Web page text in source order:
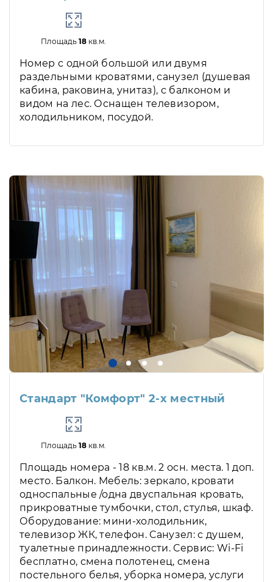
Площадь18 кв.м.
Номер с одной большой или двумя
раздельными кроватями, санузел (душевая
кабина, раковина, унитаз), с балконом и
видом на лес. Оснащен телевизором,
холодильником, посудой.
Стандарт "Комфорт" 2-х местный
Площадь18 кв.м.
Площадь номера - 18 кв.м. 2 осн. места. 1 доп.
место. Балкон. Мебель: зеркало, кровати
односпальные /одна двуспальная кровать,
прикроватные тумбочки, стол, стулья, шкаф.
Оборудование: мини-холодильник,
телевизор ЖК, телефон. Санузел: с душем,
туалетные принадлежности. Сервис: Wi-Fi
бесплатно, смена полотенец, смена
постельного белья, уборка номера, услуги